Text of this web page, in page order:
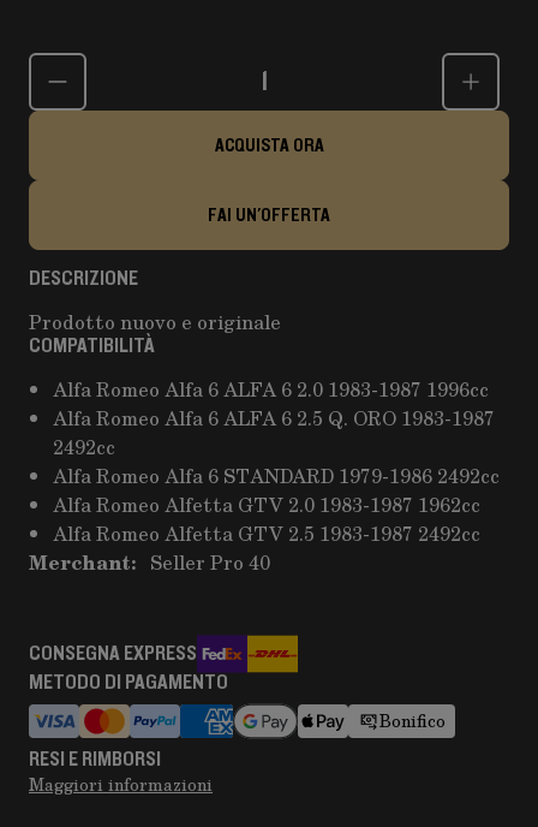
Quantità
ACQUISTA ORA
FAI UN'OFFERTA
DESCRIZIONE
Prodotto nuovo e originale
COMPATIBILITÀ
Alfa Romeo Alfa 6 ALFA 6 2.0 1983-1987 1996cc
Alfa Romeo Alfa 6 ALFA 6 2.5 Q. ORO 1983-1987
2492cc
Alfa Romeo Alfa 6 STANDARD 1979-1986 2492cc
Alfa Romeo Alfetta GTV 2.0 1983-1987 1962cc
Alfa Romeo Alfetta GTV 2.5 1983-1987 2492cc
Merchant: Seller Pro 40
CONSEGNA EXPRESS
METODO DI PAGAMENTO
Bonifico
RESI E RIMBORSI
Maggiori informazioni